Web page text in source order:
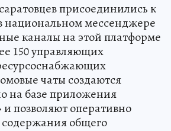
присоединились к
национальном мессенджере
каналы на этой платформе
150 управляющих
чаты создаются
на базе приложения
и позволяют оперативно
общего